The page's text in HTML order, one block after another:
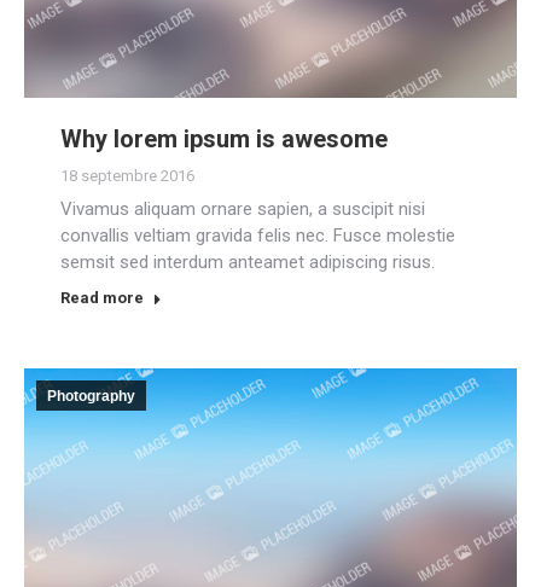
Why lorem ipsum is awesome
18 septembre 2016
Vivamus aliquam ornare sapien, a suscipit nisi
convallis veltiam gravida felis nec. Fusce molestie
semsit sed interdum anteamet adipiscing risus.
Read more
Photography